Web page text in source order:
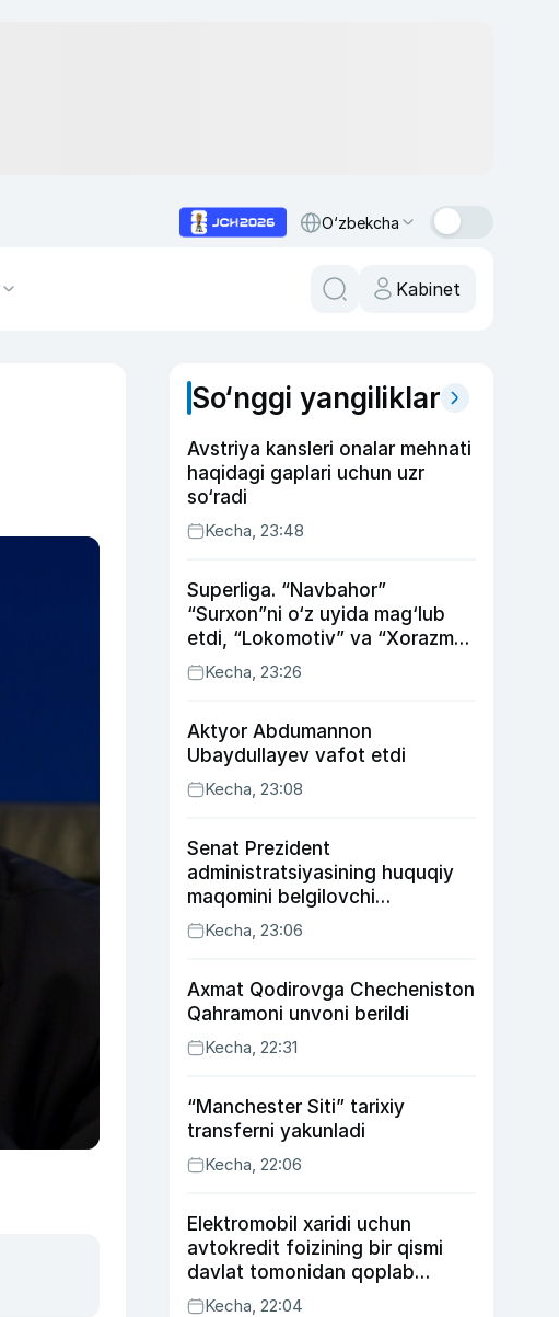
O‘zbekcha
Kabinet
So‘nggi yangiliklar
Avstriya kansleri onalar mehnati
haqidagi gaplari uchun uzr
so‘radi
Kecha, 23:48
Superliga. “Navbahor”
“Surxon”ni o‘z uyida mag‘lub
etdi, “Lokomotiv” va “Xorazm”
uyda g‘alaba qozondi
Kecha, 23:26
Aktyor Abdu­mannon
Ubaydullayev vafot etdi
Kecha, 23:08
Senat Prezident
administratsiyasining huquqiy
maqomini belgilovchi
konstitutsiyaviy qonunni
ma’qulladi
Kecha, 23:06
Axmat Qodirovga Checheniston
Qahramoni unvoni berildi
Kecha, 22:31
“Manchester Siti” tarixiy
transferni yakunladi
Kecha, 22:06
Elektromobil xaridi uchun
avtokredit foizining bir qismi
davlat tomonidan qoplab
berilishi mumkin
Kecha, 22:04